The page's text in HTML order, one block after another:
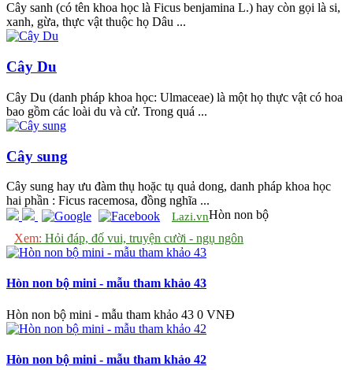
Cây sanh (có tên khoa học là Ficus benjamina L.) hay còn gọi là si,
xanh, gừa, thực vật thuộc họ Dâu ...
Cây Du
Cây Du (danh pháp khoa học: Ulmaceae) là một họ thực vật có hoa
bao gồm các loài du và cử. Trong quá ...
Cây sung
Cây sung hay ưu đàm thụ hoặc tụ quả dong, danh pháp khoa học
hai phần : Ficus racemosa, đồng nghĩa ...
Lazi.vn
Xem: Hỏi đáp, đố vui, truyện cười - ngụ ngôn
Hòn non bộ
Hòn non bộ mini - mẫu tham khảo 43
Hòn non bộ mini - mẫu tham khảo 43 0 VNĐ
Hòn non bộ mini - mẫu tham khảo 42